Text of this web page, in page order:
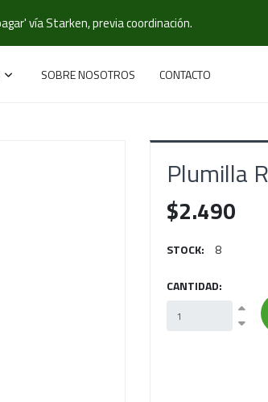
vía Starken, previa coordinación.
SOBRE NOSOTROS CONTACTO
Plumilla
$2.490
STOCK: 8
CANTIDAD: